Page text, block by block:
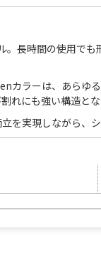
。長時間の使用で
カラーは、あらゆ
れにも強い構造とな
を実現しながら、